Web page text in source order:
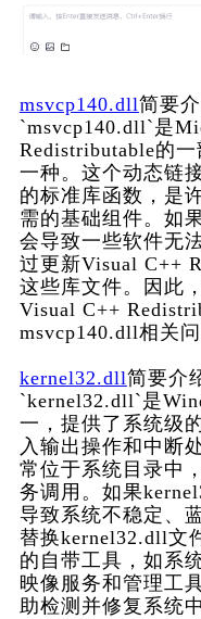
msvcp140.dll简要
`msvcp140.dll`是
Redistributable的
一种。这个动态链
的标准库函数，是
需的基础组件。如
会导致一些软件无
过更新Visual C++
这些库文件。因此
Visual C++
msvcp140.dll相关
kernel32.dll简要介
`kernel32.dll`是
一，提供了系统级
入输出操作和中断
常位于系统目录中
务调用。如果
导致系统不稳定、
替换kernel32.dll文
的自带工具，如系
映像服务和管理工
助检测并修复系统